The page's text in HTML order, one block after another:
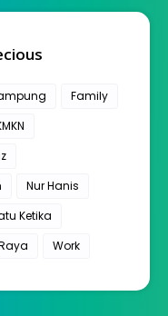
Family
Nur Hanis
Ketika
Work